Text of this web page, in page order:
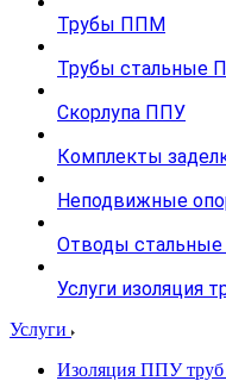
Трубы ППМ
Трубы стальные
Скорлупа ППУ
Комплекты
Неподвижные
Отводы
Услуги изоляция
Услуги
Изоляция ППУ труб